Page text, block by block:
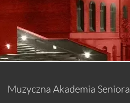
Muzyczna Akademia Seniora